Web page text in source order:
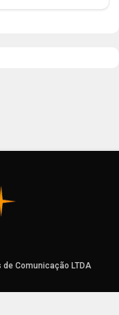
Comunicação LTDA